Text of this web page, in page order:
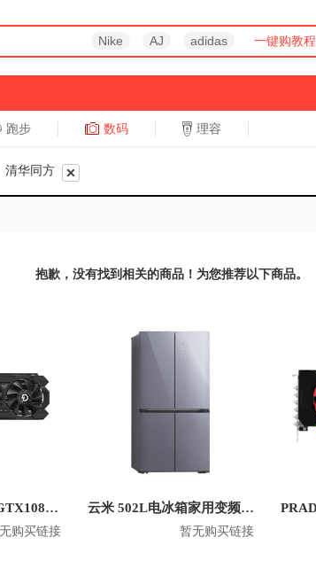
Nike AJ adidas 一键购教程
跑步 数码 理容
清华同方
抱歉，没有找到相关的商品！为您推荐以下商品。
PRADEON/磐镭 GTX1080TI 8G 台式机电竞显卡
购买链接
云米 502L电冰箱家用变频十字对开门双开门风冷无霜 BCD-502WGSA
暂无购买链接